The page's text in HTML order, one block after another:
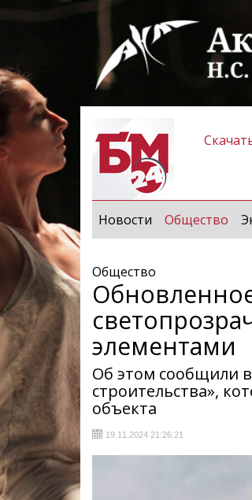
Новости Общество
Общество
элементами
Об этом сообщили в
строительства»,
объекта
19.11.2024 21:26:21